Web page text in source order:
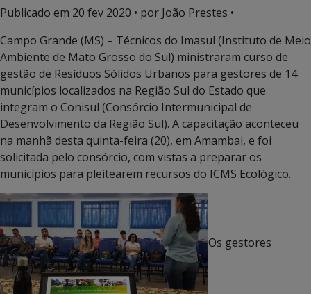
Publicado em 20 fev 2020 • por João Prestes •
Campo Grande (MS) – Técnicos do Imasul (Instituto de Meio
Ambiente de Mato Grosso do Sul) ministraram curso de
gestão de Resíduos Sólidos Urbanos para gestores de 14
municípios localizados na Região Sul do Estado que
integram o Conisul (Consórcio Intermunicipal de
Desenvolvimento da Região Sul). A capacitação aconteceu
na manhã desta quinta-feira (20), em Amambai, e foi
solicitada pelo consórcio, com vistas a preparar os
municípios para pleitearem recursos do ICMS Ecológico.
Os gestores